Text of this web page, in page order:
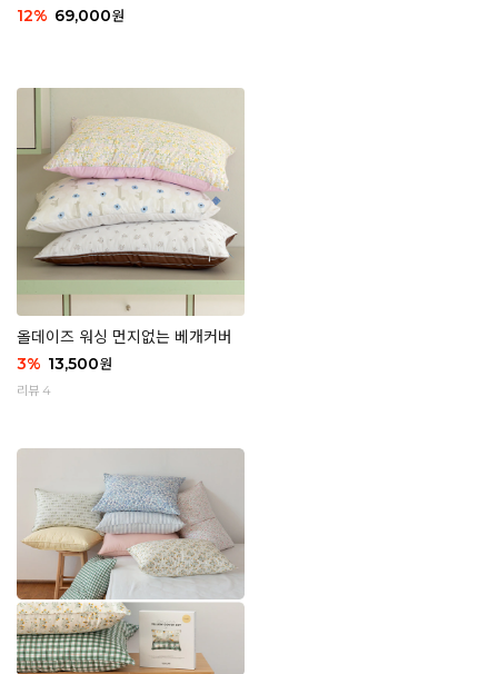
12% 69,000원
올데이즈 워싱 먼지없는 베개커버
3% 13,500원
리뷰 4